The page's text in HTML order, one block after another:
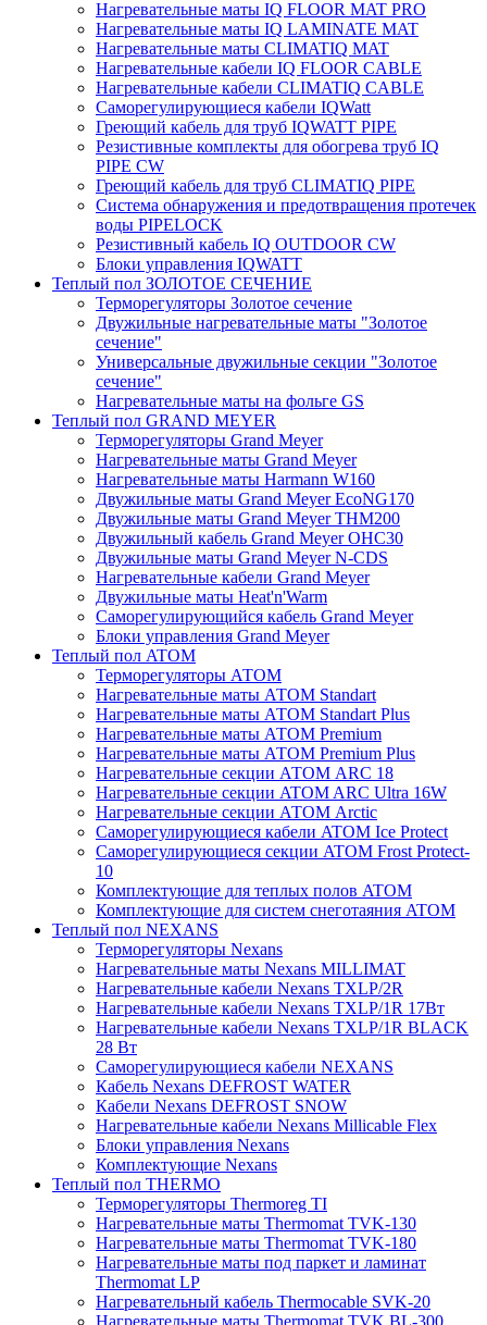
Нагревательные маты IQ FLOOR MAT PRO
Нагревательные маты IQ LAMINATE MAT
Нагревательные маты CLIMATIQ MAT
Нагревательные кабели IQ FLOOR CABLE
Нагревательные кабели CLIMATIQ CABLE
Саморегулирующиеся кабели IQWatt
Греющий кабель для труб IQWATT PIPE
Резистивные комплекты для обогрева труб IQ
PIPE CW
Греющий кабель для труб CLIMATIQ PIPE
Система обнаружения и предотвращения протечек
воды PIPELOCK
Резистивный кабель IQ OUTDOOR CW
Блоки управления IQWATT
Теплый пол ЗОЛОТОЕ СЕЧЕНИЕ
Терморегуляторы Золотое сечение
Двужильные нагревательные маты "Золотое
сечение"
Универсальные двужильные секции "Золотое
сечение"
Нагревательные маты на фольге GS
Теплый пол GRAND MEYER
Терморегуляторы Grand Meyer
Нагревательные маты Grand Meyer
Нагревательные маты Harmann W160
Двужильные маты Grand Meyer EcoNG170
Двужильные маты Grand Meyer THM200
Двужильный кабель Grand Meyer OHC30
Двужильные маты Grand Meyer N-CDS
Нагревательные кабели Grand Meyer
Двужильные маты Heat'n'Warm
Саморегулирующийся кабель Grand Meyer
Блоки управления Grand Meyer
Теплый пол ATOM
Терморегуляторы АТОМ
Нагревательные маты АТОМ Standart
Нагревательные маты АТОМ Standart Plus
Нагревательные маты АТОМ Premium
Нагревательные маты АТОМ Premium Plus
Нагревательные секции АТОМ ARC 18
Нагревательные секции ATOM ARC Ultra 16W
Нагревательные секции АТОМ Arctic
Саморегулирующиеся кабели ATOM Ice Protect
Саморегулирующиеся секции ATOM Frost Protect-
10
Комплектующие для теплых полов ATOM
Комплектующие для систем снеготаяния ATOM
Теплый пол NEXANS
Терморегуляторы Nexans
Нагревательные маты Nexans MILLIMAT
Нагревательные кабели Nexans TXLP/2R
Нагревательные кабели Nexans TXLP/1R 17Вт
Нагревательные кабели Nexans TXLP/1R BLACK
28 Вт
Саморегулирующиеся кабели NEXANS
Кабель Nexans DEFROST WATER
Кабели Nexans DEFROST SNOW
Нагревательные кабели Nexans Millicable Flex
Блоки управления Nexans
Комплектующие Nexans
Теплый пол THERMO
Терморегуляторы Thermoreg TI
Нагревательные маты Thermomat TVK-130
Нагревательные маты Thermomat TVK-180
Нагревательные маты под паркет и ламинат
Thermomat LP
Нагревательный кабель Thermocable SVK-20
Нагревательные маты Thermomat TVK BL-300